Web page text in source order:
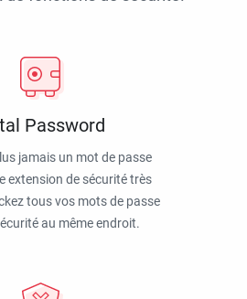
Password
jamais un mot de passe
extension de sécurité très
tous vos mots de passe
au même endroit.